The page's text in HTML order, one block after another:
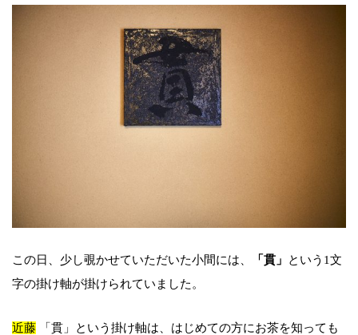
この日、少し覗かせていただいた小間には、 「貫」
という1文
字の掛け軸が掛けられていました。
近藤 「貫」という掛け軸は、はじめての方にお茶を知っても